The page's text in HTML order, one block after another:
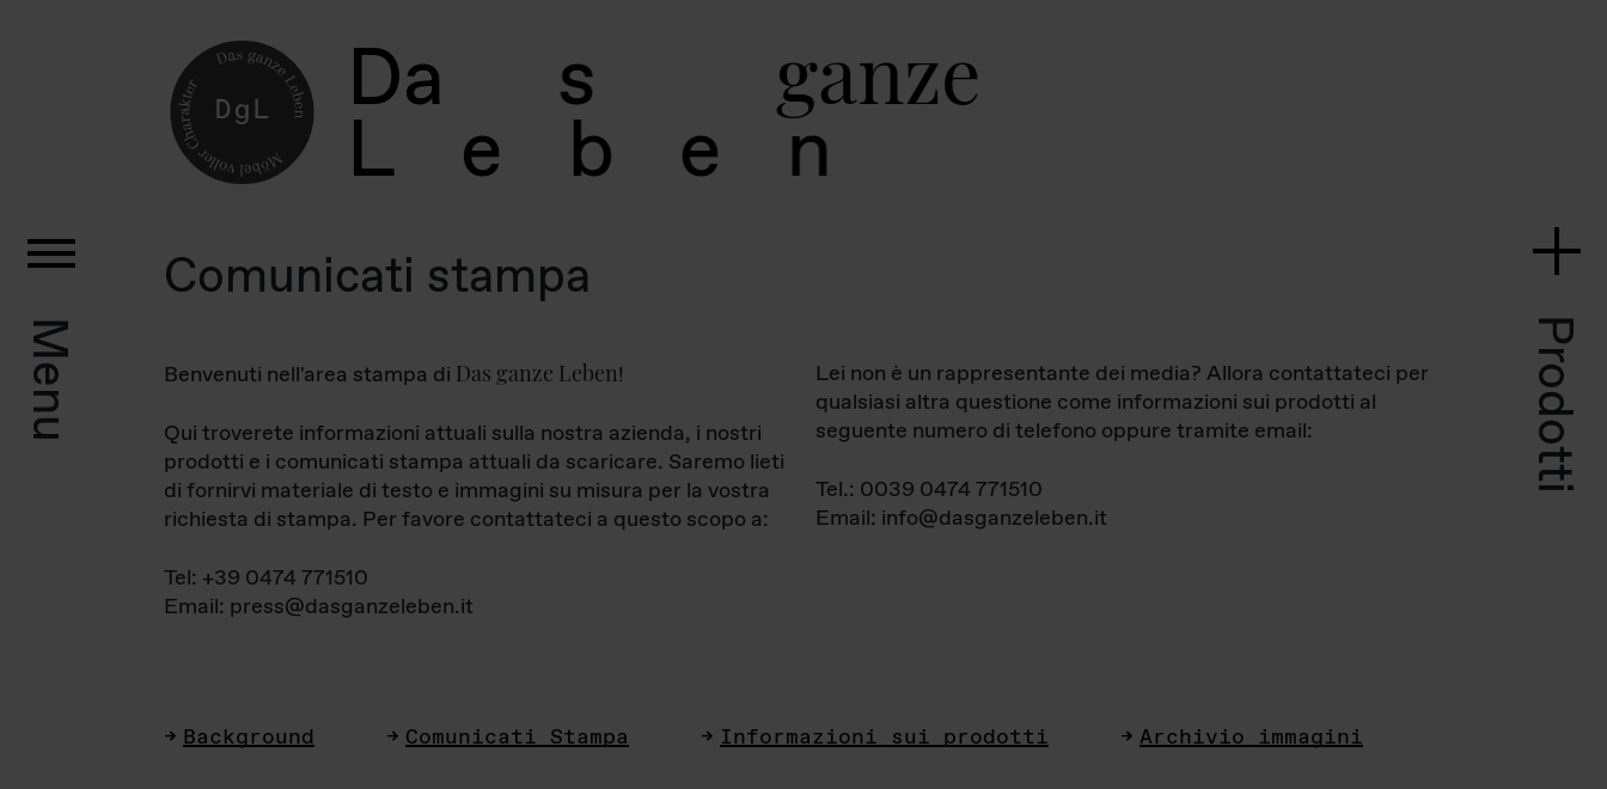
Da s ganz
L e b e
Menu Prodotti
Comunicati stampa
Benvenuti nell'area stampa di Das ganze Leben!
Qui troverete informazioni attuali sulla nostra azienda, i nostri
prodotti e i comunicati stampa attuali da scaricare. Saremo lieti
di fornirvi materiale di testo e immagini su misura per la vostra
richiesta di stampa. Per favore contattateci a questo scopo a:
Tel: +39 0474 771510
Email: press@dasganzeleben.it
Lei non è un rappresentante dei media? Allora contattateci per
qualsiasi altra questione come informazioni sui prodotti al
seguente numero di telefono oppure tramite email:
Tel.: 0039 0474 771510
Email: info@dasganzeleben.it
Background Comunicati Stampa Informazioni sui prodotti Archivio immagini